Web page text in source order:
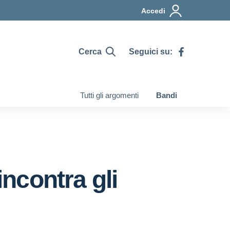
Accedi
Cerca Seguici su:
Tutti gli argomenti Bandi
gli